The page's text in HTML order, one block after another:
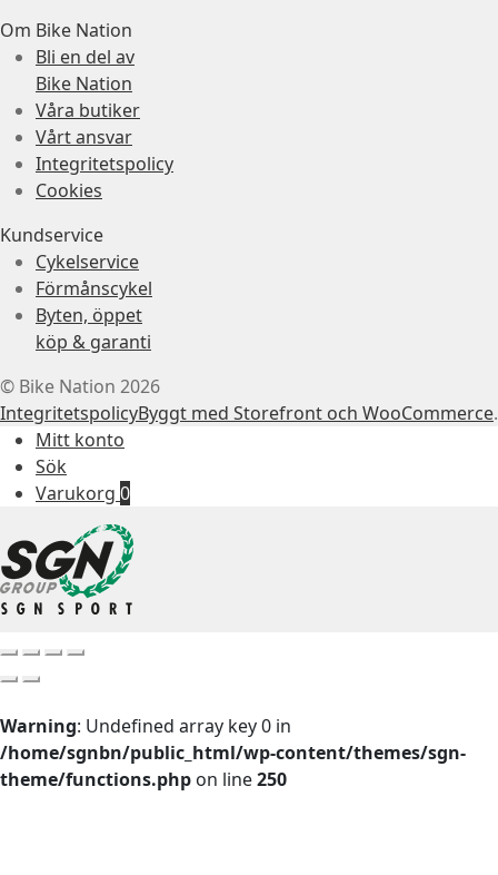
Om Bike Nation
Bli en del av
Bike Nation
Våra butiker
Vårt ansvar
Integritetspolicy
Cookies
Kundservice
Cykelservice
Förmånscykel
Byten, öppet
köp & garanti
© Bike Nation 2026
IntegritetspolicyByggt med Storefront och WooCommerce.
Mitt konto
Sök
Varukorg 0
Warning: Undefined array key 0 in
/home/sgnbn/public_html/wp-content/themes/sgn-
theme/functions.php on line250